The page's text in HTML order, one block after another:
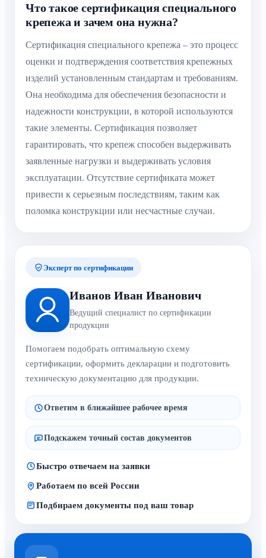
Что такое сертификация специального
крепежа и зачем она нужна?
Сертификация специального крепежа – это процесс
оценки и подтверждения соответствия крепежных
изделий установленным стандартам и требованиям.
Она необходима для обеспечения безопасности и
надежности конструкции, в которой используются
такие элементы. Сертификация позволяет
гарантировать, что крепеж способен выдерживать
заявленные нагрузки и выдерживать условия
эксплуатации. Отсутствие сертификата может
привести к серьезным последствиям, таким как
поломка конструкции или несчастные случаи.
Эксперт по сертификации
Иванов Иван Иванович
Ведущий специалист по сертификации
продукции
Помогаем подобрать оптимальную схему
сертификации, оформить декларации и подготовить
техническую документацию для продукции.
Ответим в ближайшее рабочее время
Подскажем точный состав документов
Быстро отвечаем на заявки
Работаем по всей России
Подбираем документы под ваш товар